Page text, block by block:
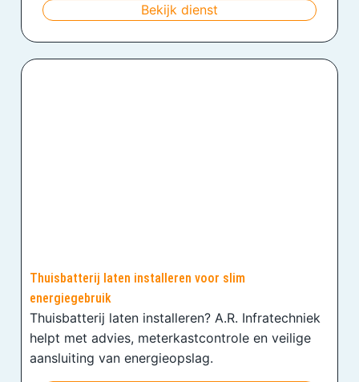
Bekijk dienst
Thuisbatterij laten installeren voor slim
energiegebruik
Thuisbatterij laten installeren? A.R. Infratechniek
helpt met advies, meterkastcontrole en veilige
aansluiting van energieopslag.